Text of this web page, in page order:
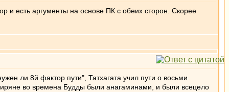
и есть аргументы на основе ПК с обеих сторон. Скорее
ли 8й фактор пути", Татхагата учил пути о восьми
во времена Будды были анагаминами, и были всецело